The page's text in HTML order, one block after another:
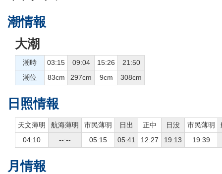
潮情報
大潮
潮時 03:15 09:04 15:26
21:50
潮位
83cm 297cm 9cm 308cm
日照情報
天文薄明 航海薄明 市民薄明 日出 正中 日没 市民薄明
04:10
--:-- 05:15 05:41 12:27 19:13 19:39
月情報